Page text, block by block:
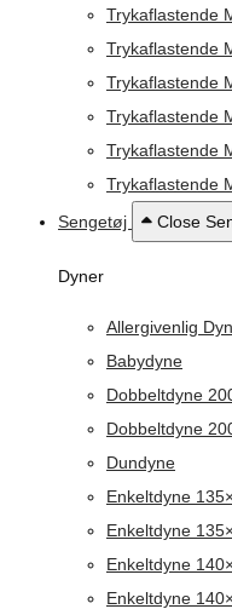
Trykaflastende
Trykaflastende
Trykaflastende
Trykaflastende
Trykaflastende
Trykaflastende
Sengetøj
Close
Dyner
Allergivenlig
Babydyne
Dobbeltdyne
Dobbeltdyne
Dundyne
Enkeltdyne
Enkeltdyne
Enkeltdyne
Enkeltdyne